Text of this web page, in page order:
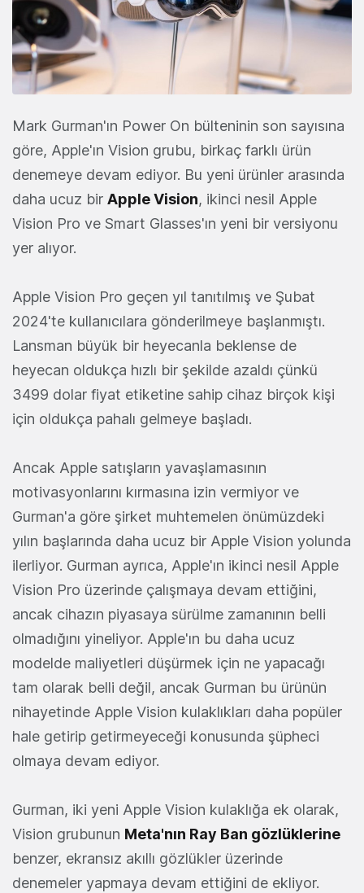
Mark Gurman'ın Power On bülteninin son sayısına
göre, Apple'ın Vision grubu, birkaç farklı ürün
denemeye devam ediyor. Bu yeni ürünler arasında
daha ucuz bir Apple Vision, ikinci nesil Apple
Vision Pro ve Smart Glasses'ın yeni bir versiyonu
yer alıyor.
Apple Vision Pro geçen yıl tanıtılmış ve Şubat
2024'te kullanıcılara gönderilmeye başlanmıştı.
Lansman büyük bir heyecanla beklense de
heyecan oldukça hızlı bir şekilde azaldı çünkü
3499 dolar fiyat etiketine sahip cihaz birçok kişi
için oldukça pahalı gelmeye başladı.
Ancak Apple satışların yavaşlamasının
motivasyonlarını kırmasına izin vermiyor ve
Gurman'a göre şirket muhtemelen önümüzdeki
yılın başlarında daha ucuz bir Apple Vision yolunda
ilerliyor. Gurman ayrıca, Apple'ın ikinci nesil Apple
Vision Pro üzerinde çalışmaya devam ettiğini,
ancak cihazın piyasaya sürülme zamanının belli
olmadığını yineliyor. Apple'ın bu daha ucuz
modelde maliyetleri düşürmek için ne yapacağı
tam olarak belli değil, ancak Gurman bu ürünün
nihayetinde Apple Vision kulaklıkları daha popüler
hale getirip getirmeyeceği konusunda şüpheci
olmaya devam ediyor.
Gurman, iki yeni Apple Vision kulaklığa ek olarak,
Vision grubunun Meta'nın Ray Ban gözlüklerine
benzer, ekransız akıllı gözlükler üzerinde
denemeler yapmaya devam ettiğini de ekliyor.